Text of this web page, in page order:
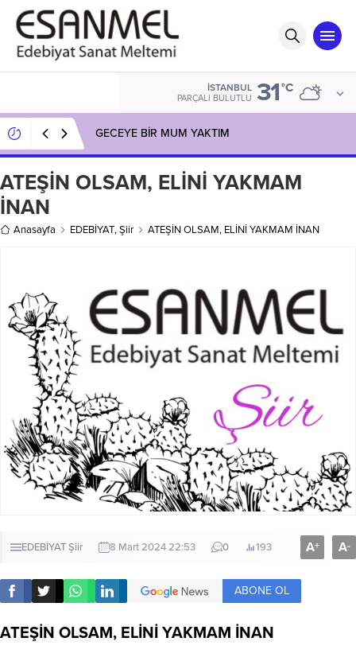
İSTANBUL
PARÇALI BULUTLU 31°C
GECEYE BİR MUM YAKTIM
ATEŞİN OLSAM, ELİNİ YAKMAM
İNAN
Anasayfa EDEBİYAT,Şiir ATEŞİN OLSAM, ELİNİ YAKMAM İNAN
EDEBİYATŞiir 8 Mart 2024 22:53 0 193 A+ A-
ABONE OL
ATEŞİN OLSAM, ELİNİ YAKMAM İNAN